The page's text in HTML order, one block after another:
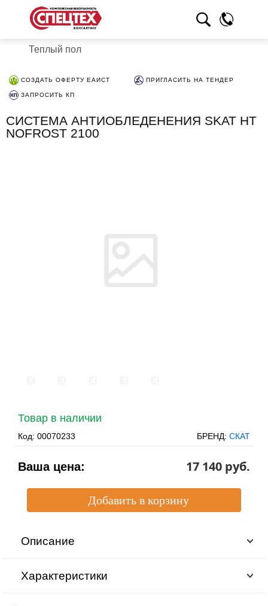
Теплый пол
СОЗДАТЬ ОФЕРТУ ЕАИСТ ПРИГЛАСИТЬ НА ТЕНДЕР
ЗАПРОСИТЬ КП
СИСТЕМА АНТИОБЛЕДЕНЕНИЯ SKAT HT
NOFROST 2100
Товар в наличии
Код: 00070233 БРЕНД: СКАТ
Ваша цена: 17 140 pуб.
Описание
Характеристики